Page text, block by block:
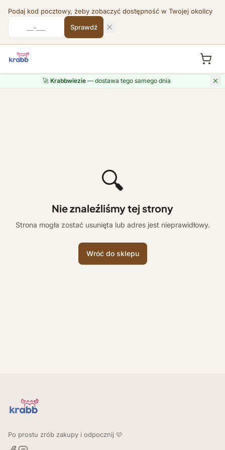
Podaj kod pocztowy, żeby zobaczyć dostępność w Twojej okolicy
Sprawdź
🚀 Krabbwiezie— dostawa tego samego dnia
🔍
Nie znaleźliśmy tej strony
Strona mogła zostać usunięta lub adres jest nieprawidłowy.
Wróć do sklepu
Po prostu zrób zakupy i odpocznij 🩷